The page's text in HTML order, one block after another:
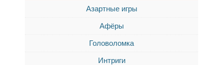
Азартные игры
Афёры
Головоломка
Интриги